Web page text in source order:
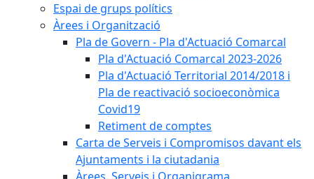
Espai de grups polítics
Àrees i Organització
Pla de Govern - Pla d'Actuació Comarcal
Pla d'Actuació Comarcal 2023-2026
Pla d'Actuació Territorial 2014/2018 i
Pla de reactivació socioeconòmica
Covid19
Retiment de comptes
Carta de Serveis i Compromisos davant els
Ajuntaments i la ciutadania